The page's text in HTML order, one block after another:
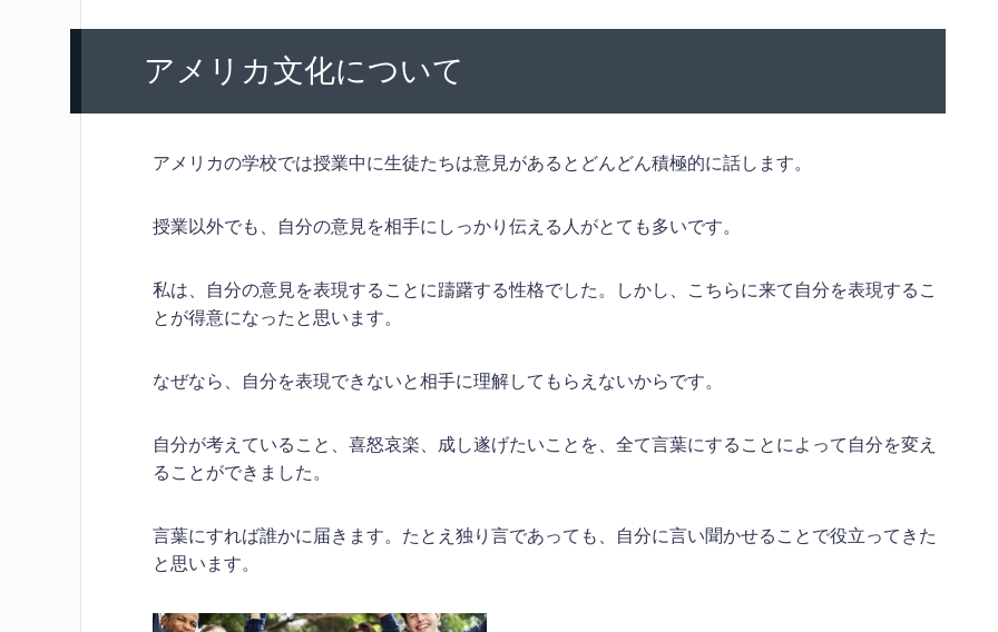
アメリカ文化について
アメリカの学校では授業中に生徒たちは意見があるとどんどん積極的に話します。
授業以外でも、自分の意見を相手にしっかり伝える人がとても多いです。
私は、自分の意見を表現することに躊躇する性格でした。しかし、こちらに来て自分を表現するこ
とが得意になったと思います。
なぜなら、自分を表現できないと相手に理解してもらえないからです。
自分が考えていること、喜怒哀楽、成し遂げたいことを、全て言葉にすることによって自分を変え
ることができました。
言葉にすれば誰かに届きます。たとえ独り言であっても、自分に言い聞かせることで役立ってきた
と思います。